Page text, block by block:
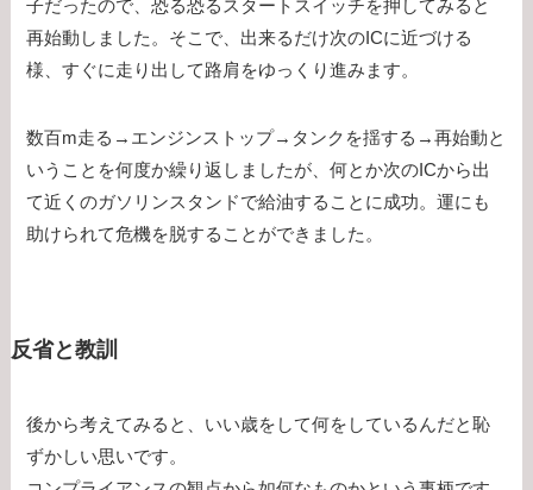
子だったので、恐る恐るスタートスイッチを押してみると
再始動しました。そこで、出来るだけ次のICに近づける
様、すぐに走り出して路肩をゆっくり進みます。
数百m走る→エンジンストップ→タンクを揺する→再始動と
いうことを何度か繰り返しましたが、何とか次のICから出
て近くのガソリンスタンドで給油することに成功。運にも
助けられて危機を脱することができました。
反省と教訓
後から考えてみると、いい歳をして何をしているんだと恥
ずかしい思いです。